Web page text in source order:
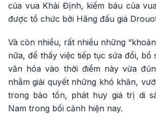
của vua Khải Định, kiếm báu của
được tổ chức bởi Hãng đấu giá
Và còn nhiều, rất nhiều những
nữa, để thấy việc tiếp tục sửa đổi, bổ
văn hóa vào thời điểm này vừa
nhằm giải quyết những khó khăn,
trong bảo tồn, phát huy giá trị di
Nam trong bối cảnh hiện nay.